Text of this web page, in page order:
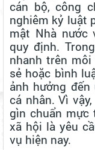
cán bộ, công
nghiêm kỷ luật
mật Nhà nước
quy định.
nhanh trên
sẻ hoặc bình
ảnh hưởng
cá nhân. Vì
gìn chuẩn mực
xã hội là yêu
vụ hiện nay.